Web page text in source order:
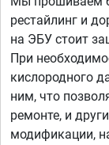
рестайлинг и
на ЭБУ стоит
При
кислородного
ним, что
ремонте, и
модификации,